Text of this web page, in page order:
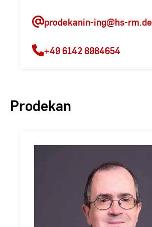
prodekanin-ing@hs-rm.de
+49 6142 8984654
Prodekan